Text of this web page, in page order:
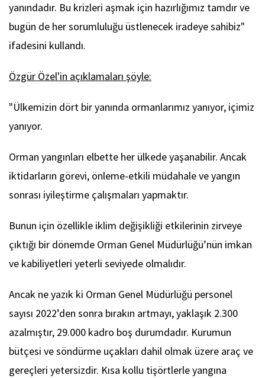
yanındadır. Bu krizleri aşmak için hazırlığımız tamdır ve
bugün de her sorumluluğu üstlenecek iradeye sahibiz"
ifadesini kullandı.
Özgür Özel'in açıklamaları şöyle:
"Ülkemizin dört bir yanında ormanlarımız yanıyor, içimiz
yanıyor.
Orman yangınları elbette her ülkede yaşanabilir. Ancak
iktidarların görevi, önleme-etkili müdahale ve yangın
sonrası iyileştirme çalışmaları yapmaktır.
Bunun için özellikle iklim değişikliği etkilerinin zirveye
çıktığı bir dönemde Orman Genel Müdürlüğü’nün imkan
ve kabiliyetleri yeterli seviyede olmalıdır.
Ancak ne yazık ki ⁠Orman Genel Müdürlüğü personel
sayısı 2022’den sonra bırakın artmayı, yaklaşık 2.300
azalmıştır, 29.000 kadro boş durumdadır. Kurumun
bütçesi ve söndürme uçakları dahil olmak üzere araç ve
gereçleri yetersizdir. Kısa kollu tişörtlerle yangına